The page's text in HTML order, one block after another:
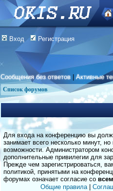
Вход Регистрация
Сообщения без ответов |Активные
Список форумов
Для входа на конференцию вы
занимает всего несколько минут,
возможности. Администратором
дополнительные привилегии для
Прежде чем зарегистрироваться,
политикой, принятыми на
форумах означает согласие со
Общие правила|